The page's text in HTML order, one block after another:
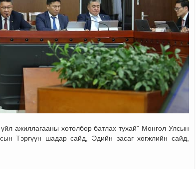
ажиллагааны хөтөлбөр батлах тухай" Монгол Улсын
Тэргүүн шадар сайд, Эдийн засаг хөгжлийн сайд,